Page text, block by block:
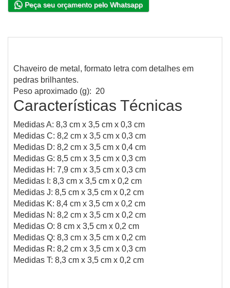
Peça seu orçamento pelo Whatsapp
Chaveiro de metal, formato letra com detalhes em
pedras brilhantes.
Peso aproximado (g): 20
Características Técnicas
Medidas A: 8,3 cm x 3,5 cm x 0,3 cm
Medidas C: 8,2 cm x 3,5 cm x 0,3 cm
Medidas D: 8,2 cm x 3,5 cm x 0,4 cm
Medidas G: 8,5 cm x 3,5 cm x 0,3 cm
Medidas H: 7,9 cm x 3,5 cm x 0,3 cm
Medidas I: 8,3 cm x 3,5 cm x 0,2 cm
Medidas J: 8,5 cm x 3,5 cm x 0,2 cm
Medidas K: 8,4 cm x 3,5 cm x 0,2 cm
Medidas N: 8,2 cm x 3,5 cm x 0,2 cm
Medidas O: 8 cm x 3,5 cm x 0,2 cm
Medidas Q: 8,3 cm x 3,5 cm x 0,2 cm
Medidas R: 8,2 cm x 3,5 cm x 0,3 cm
Medidas T: 8,3 cm x 3,5 cm x 0,2 cm